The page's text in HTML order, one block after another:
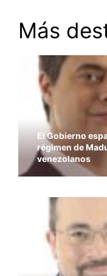
Más
El Gobierno
régimen de
venezolanos